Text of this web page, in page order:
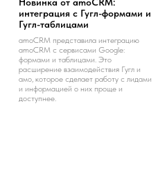
интеграция с Гугл-формами и
Гугл-таблицами
amoCRM представила интеграцию
amoCRM с сервисами Google:
формами и таблицами. Это
расширение взаимодействия Гугл и
амо, которое сделает работу с лидами
и информацией о них проще и
доступнее.